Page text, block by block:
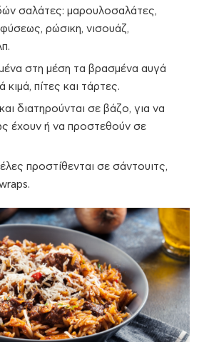
σαλάτες: μαρουλοσαλάτες,
ρώσικη, νισουάζ,
στη μέση τα βρασμένα αυγά
κιμά, πίτες και τάρτες.
διατηρούνται σε βάζο, για να
έχουν ή να προστεθούν σε
προστίθενται σε σάντουιτς,